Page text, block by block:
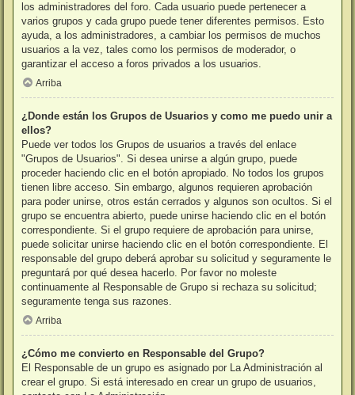
los administradores del foro. Cada usuario puede pertenecer a
varios grupos y cada grupo puede tener diferentes permisos. Esto
ayuda, a los administradores, a cambiar los permisos de muchos
usuarios a la vez, tales como los permisos de moderador, o
garantizar el acceso a foros privados a los usuarios.
Arriba
¿Donde están los Grupos de Usuarios y como me puedo unir a
ellos?
Puede ver todos los Grupos de usuarios a través del enlace
"Grupos de Usuarios". Si desea unirse a algún grupo, puede
proceder haciendo clic en el botón apropiado. No todos los grupos
tienen libre acceso. Sin embargo, algunos requieren aprobación
para poder unirse, otros están cerrados y algunos son ocultos. Si el
grupo se encuentra abierto, puede unirse haciendo clic en el botón
correspondiente. Si el grupo requiere de aprobación para unirse,
puede solicitar unirse haciendo clic en el botón correspondiente. El
responsable del grupo deberá aprobar su solicitud y seguramente le
preguntará por qué desea hacerlo. Por favor no moleste
continuamente al Responsable de Grupo si rechaza su solicitud;
seguramente tenga sus razones.
Arriba
¿Cómo me convierto en Responsable del Grupo?
El Responsable de un grupo es asignado por La Administración al
crear el grupo. Si está interesado en crear un grupo de usuarios,